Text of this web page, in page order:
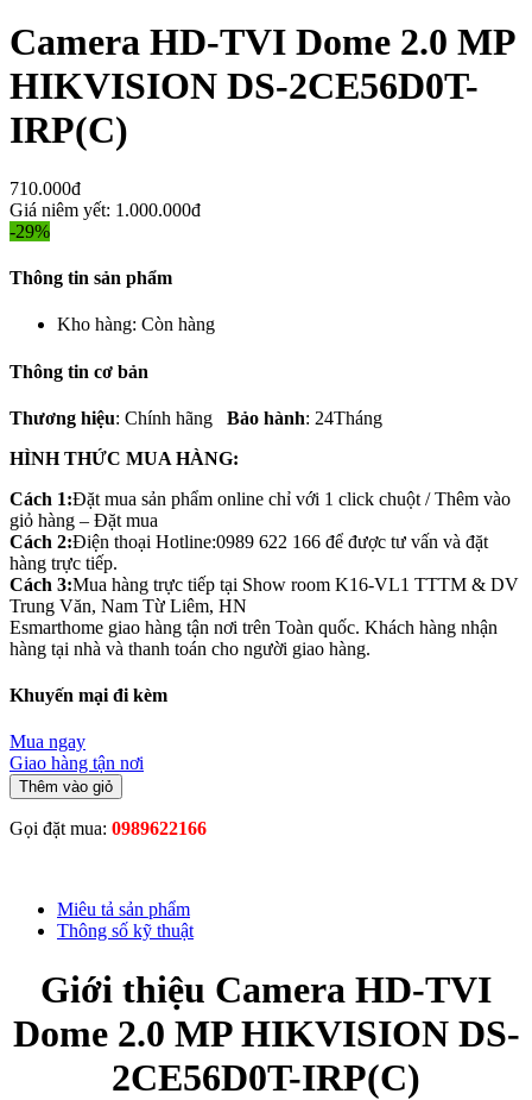
Camera HD-TVI Dome 2.0 MP
HIKVISION DS-2CE56D0T-
IRP(C)
710.000đ
Giá niêm yết: 1.000.000đ
-29%
Thông tin sản phẩm
Kho hàng: Còn hàng
Thông tin cơ bản
Thương hiệu: Chính hãng Bảo hành: 24Tháng
HÌNH THỨC MUA HÀNG:
Cách 1:Đặt mua sản phẩm online chỉ với 1 click chuột / Thêm vào
giỏ hàng – Đặt mua
Cách 2:Điện thoại Hotline:0989 622 166 để được tư vấn và đặt
hàng trực tiếp.
Cách 3:Mua hàng trực tiếp tại Show room K16-VL1 TTTM & DV
Trung Văn, Nam Từ Liêm, HN
Esmarthome giao hàng tận nơi trên Toàn quốc. Khách hàng nhận
hàng tại nhà và thanh toán cho người giao hàng.
Khuyến mại đi kèm
Mua ngay
Giao hàng tận nơi
Thêm vào giỏ
Gọi đặt mua: 0989622166
Miêu tả sản phẩm
Thông số kỹ thuật
Giới thiệu Camera HD-TVI
Dome 2.0 MP HIKVISION DS-
2CE56D0T-IRP(C)